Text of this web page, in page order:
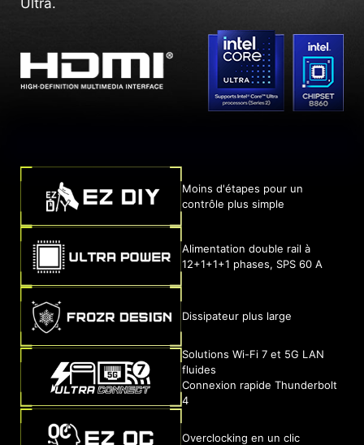
Ultra.
Moins d'étapes pour un
contrôle plus simple
Alimentation double rail à
12+1+1+1 phases, SPS 60 A
Dissipateur plus large
Solutions Wi-Fi 7 et 5G LAN
fluides
Connexion rapide Thunderbolt
4
Overclocking en un clic